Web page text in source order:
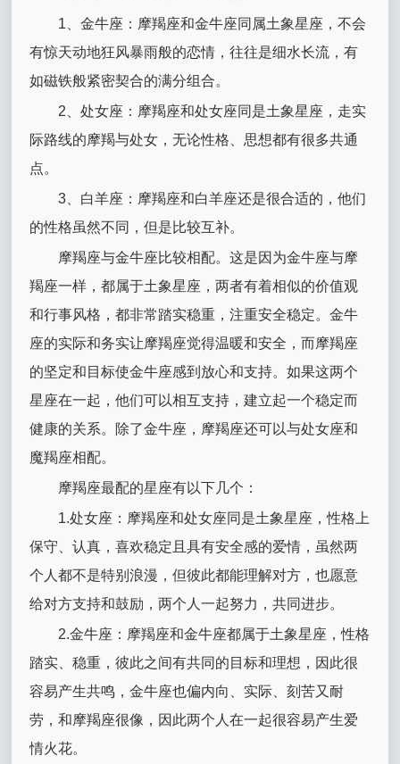
1、金牛座：摩羯座和金牛座同属土象星座，不会
有惊天动地狂风暴雨般的恋情，往往是细水长流，有
如磁铁般紧密契合的满分组合。
2、处女座：摩羯座和处女座同是土象星座，走实
际路线的摩羯与处女，无论性格、思想都有很多共通
点。
3、白羊座：摩羯座和白羊座还是很合适的，他们
的性格虽然不同，但是比较互补。
摩羯座与金牛座比较相配。这是因为金牛座与摩
羯座一样，都属于土象星座，两者有着相似的价值观
和行事风格，都非常踏实稳重，注重安全稳定。金牛
座的实际和务实让摩羯座觉得温暖和安全，而摩羯座
的坚定和目标使金牛座感到放心和支持。如果这两个
星座在一起，他们可以相互支持，建立起一个稳定而
健康的关系。除了金牛座，摩羯座还可以与处女座和
魔羯座相配。
摩羯座最配的星座有以下几个：
1.处女座：摩羯座和处女座同是土象星座，性格上
保守、认真，喜欢稳定且具有安全感的爱情，虽然两
个人都不是特别浪漫，但彼此都能理解对方，也愿意
给对方支持和鼓励，两个人一起努力，共同进步。
2.金牛座：摩羯座和金牛座都属于土象星座，性格
踏实、稳重，彼此之间有共同的目标和理想，因此很
容易产生共鸣，金牛座也偏内向、实际、刻苦又耐
劳，和摩羯座很像，因此两个人在一起很容易产生爱
情火花。